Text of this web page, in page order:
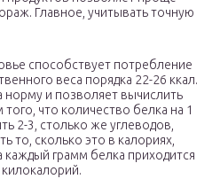
Главное, учитывать точную
способствует потребление
веса порядка 22-26 ккал.
и позволяет вычислить
что количество белка на 1
2-3, столько же углеводов,
то, сколько это в калориях,
каждый грамм белка приходится